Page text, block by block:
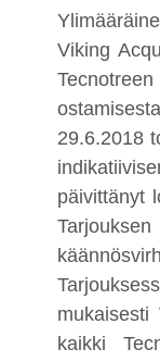
Viking
29.6.2018
päivittänyt
mukaisesti
kaikki